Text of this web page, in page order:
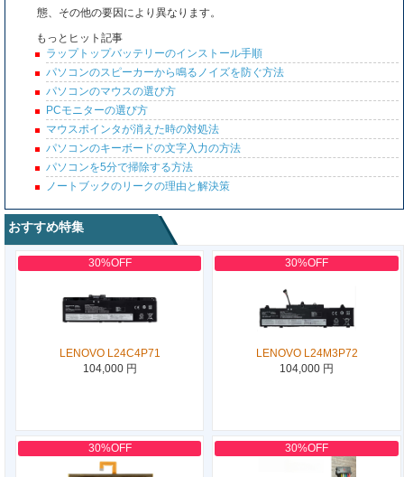
態、その他の要因により異なります。
もっとヒット記事
ラップトップバッテリーのインストール手順
パソコンのスピーカーから鳴るノイズを防ぐ方法
パソコンのマウスの選び方
PCモニターの選び方
マウスポインタが消えた時の対処法
パソコンのキーボードの文字入力の方法
パソコンを5分で掃除する方法
ノートブックのリークの理由と解決策
おすすめ特集
30%OFF
LENOVO L24C4P71
104,000 円
30%OFF
LENOVO L24M3P72
104,000 円
30%OFF 30%OFF